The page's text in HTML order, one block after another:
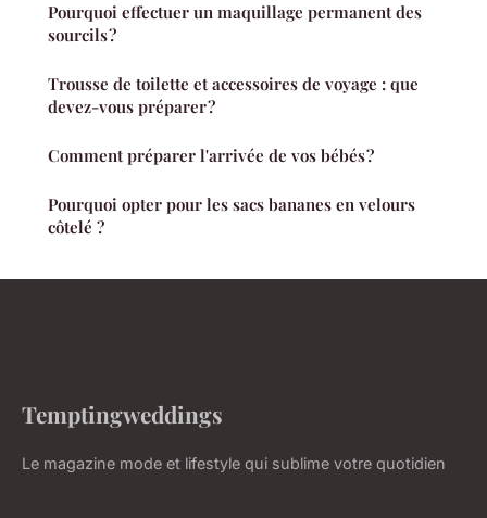
Pourquoi effectuer un maquillage permanent des
sourcils ?
Trousse de toilette et accessoires de voyage : que
devez-vous préparer ?
Comment préparer l'arrivée de vos bébés ?
Pourquoi opter pour les sacs bananes en velours
côtelé ?
Temptingweddings
Le magazine mode et lifestyle qui sublime votre quotidien